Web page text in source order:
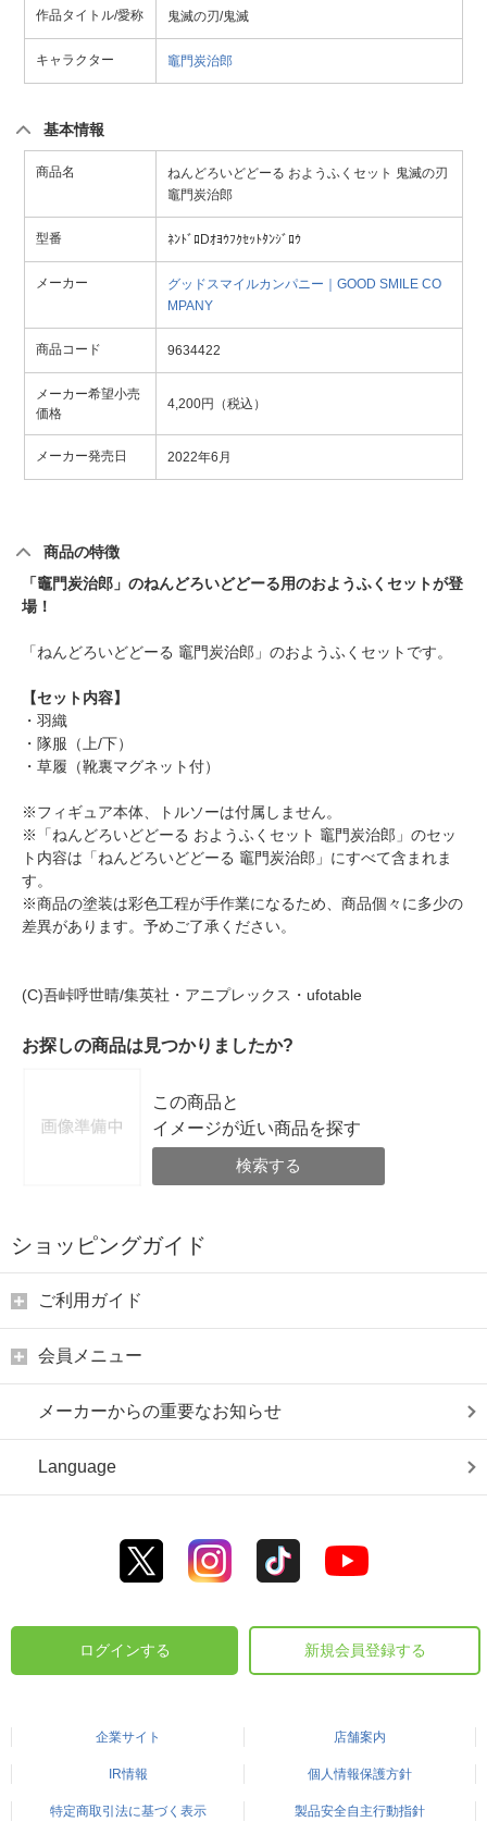
作品タイトル/愛称 鬼滅の刃/鬼滅
キャラクター 竈門炭治郎
基本情報
商品名
ねんどろいどどーる おようふくセット 鬼滅の刃
竈門炭治郎
型番 ﾈﾝﾄﾞﾛDｵﾖｳﾌｸｾｯﾄﾀﾝｼﾞﾛｳ
メーカー
グッドスマイルカンパニー｜GOOD SMILE CO
MPANY
商品コード 9634422
メーカー希望小売
価格
4,200円（税込）
メーカー発売日 2022年6月
商品の特徴
「竈門炭治郎」のねんどろいどどーる用のおようふくセットが登
場！
「ねんどろいどどーる 竈門炭治郎」のおようふくセットです。
【セット内容】
・羽織
・隊服（上/下）
・草履（靴裏マグネット付）
※フィギュア本体、トルソーは付属しません。
※「ねんどろいどどーる おようふくセット 竈門炭治郎」のセッ
ト内容は「ねんどろいどどーる 竈門炭治郎」にすべて含まれま
す。
※商品の塗装は彩色工程が手作業になるため、商品個々に多少の
差異があります。予めご了承ください。
(C)吾峠呼世晴/集英社・アニプレックス・ufotable
お探しの商品は見つかりましたか?
この商品と
イメージが近い商品を探す
検索する
ショッピングガイド
ご利用ガイド
会員メニュー
メーカーからの重要なお知らせ
Language
ログインする 新規会員登録する
企業サイト 店舗案内
IR情報 個人情報保護方針
特定商取引法に基づく表示 製品安全自主行動指針